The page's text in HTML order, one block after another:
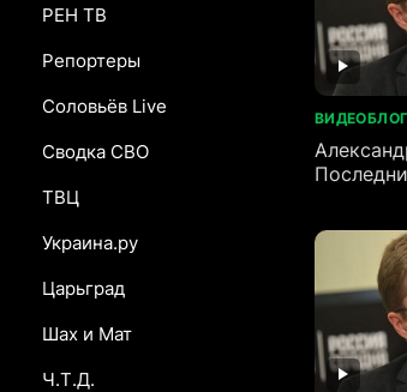
РЕН ТВ
Репортеры
Соловьёв Live
Сводка СВО
ТВЦ
Украина.ру
Царьград
Шах и Мат
Ч.Т.Д.